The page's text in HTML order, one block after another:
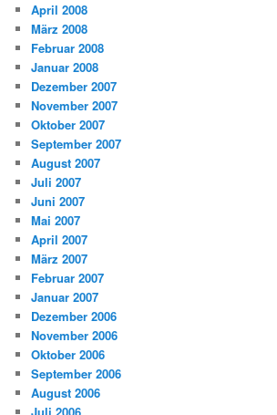
April 2008
März 2008
Februar 2008
Januar 2008
Dezember 2007
November 2007
Oktober 2007
September 2007
August 2007
Juli 2007
Juni 2007
Mai 2007
April 2007
März 2007
Februar 2007
Januar 2007
Dezember 2006
November 2006
Oktober 2006
September 2006
August 2006